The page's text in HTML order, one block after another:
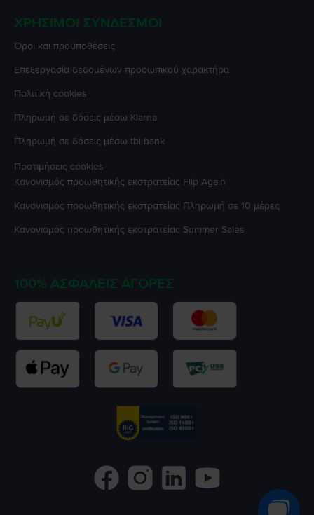
ΧΡΉΣΙΜΟΙ ΣΎΝΔΕΣΜΟΙ
Όροι και προϋποθέσεις
Επεξεργασία δεδομένων προσωπικού χαρακτήρα
Πολιτική cookies
Πληρωμή σε δόσεις μέσω Klarna
Πληρωμή σε δόσεις μέσω tbi bank
Προτιμήσεις cookies
Κανονισμός προωθητικής εκστρατείας Flip Again
Κανονισμός προωθητικής εκστρατείας Πληρωμή σε 10 μέρες
Κανονισμός προωθητικής εκστρατείας Summer Sales
100% ΑΣΦΑΛΕΊΣ ΑΓΟΡΈΣ